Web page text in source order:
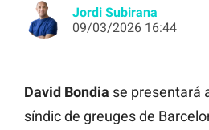
Jordi Subirana
09/03/2026 16:44
David Bondia se presentará
síndic de greuges de